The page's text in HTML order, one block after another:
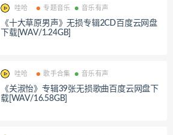
哇哈 专题音乐 音乐有声
《十大草原男声》无损专辑2CD百度云网盘
下载[WAV/1.24GB]
哇哈 歌手合集 音乐有声
《关淑怡》专辑39张无损歌曲百度云网盘下
载[WAV/16.58GB]